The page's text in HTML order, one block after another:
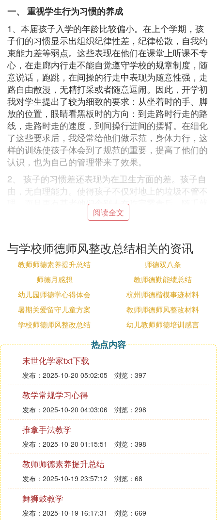
一、 重视学生行为习惯的养成
1、本届孩子入学的年龄比较偏小。在上个学期，孩
子们的习惯显示出组织纪律性差，纪律松散，自我约
束能力差等弱点。这些表现在他们在课堂上听课不专
心，在走廊内行走不能自觉遵守学校的规章制度，随
意说话，跑跳，在间操的行走中表现为随意性强，走
路自由散漫，无精打采或者随意逗闹。因此，开学初
我对学生提出了较为细致的要求：从坐着时的手、脚
放的位置，眼睛看黑板时的方向：到走路时行走的路
线，走路时走的速度，到间操行进间的摆臂。在细化
了这些要求后，我经常给他们做示范，身体力行，这
样的训练使孩子体会到了规范的重要，提高了他们的
认识，也为自己的管理带来了效果。
2、 孩子的习惯差还表现为在卫生方面的差。孩子自
由，无自理能力。使得孩子不仅对地上的垃圾不管不
理，而且更有甚者他们个别人在吃完零食后，随手就
会将垃圾扔在地上。为了提高他们的主人翁的责任
他们的集体意识。有的时候，我示范给他们做；有的
时候我督促他们完成。经过一段时间的培养和训练，
他们逐渐的会清理卫生了，孩子看到垃圾满了的时
候，甚至会主动的将垃圾清理掉。学生的这种卫生的
习惯逐渐养成了。个人的卫生习惯也越来越好了。
3、 现在的孩子多数都自私自利，在小事上斤斤计
较，不能宽容的对待同学间发生的矛盾，为此，经常
有的学生为一点小事告状到我这里。针对学生的这种
现状，我除了召开相关的班队会以外，我还在学生发
生矛盾时，积极表扬那些表现大度的孩子，为孩子树
立宽容的榜样。还让学生解决问题时，多找自己身上
的不足，让他们展开自我批评。逐渐让他们养成大
度、宽容的品格。
4、 学生由幼儿园的小朋友的身份转化为学生的角
色，有了作业，他们开始不习惯。于是个别的学生面
对家长的询问，找许多的借口逃避作业。面对
检查，也找了许多的借口。成了欺家瞒校的孩子。面
对此种情况，想想他们如果长此以往就会养成说谎的
毛病。因此，我与家长常常进行沟通，不留给孩子撒
谎的机会。还在该生的身上寻找优点，及时的进行表
扬，使学生在想到自己是好孩子的时候，自觉控制自
己说谎的毛病，使学生逐渐养成好的习惯。
阅读全文
与学校师德师风整改总结相关的资讯
教师师德素养提升总结
师德双八条
师德月感想
教师德勤能绩总结
幼儿园师德学心得体会
杭州师德楷模事迹材料
暑期关爱留守儿童方案
教师师德师风整改材料
学校师德师风整改总结
幼儿教师师德培训感言
热点内容
末世化学家txt下载
发布：2025-10-20 05:02:05 浏览：397
教学常规学习心得
发布：2025-10-20 04:03:06 浏览：298
推拿手法教学
发布：2025-10-20 01:15:51 浏览：398
教师师德素养提升总结
发布：2025-10-19 23:57:12 浏览：68
舞狮鼓教学
发布：2025-10-19 16:17:31 浏览：669